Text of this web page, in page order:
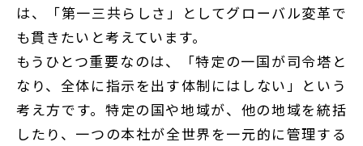
は、「第一三共らしさ」としてグローバル変革で
も貫きたいと考えています。
もうひとつ重要なのは、「特定の一国が司令塔と
なり、全体に指示を出す体制にはしない」という
考え方です。特定の国や地域が、他の地域を統括
したり、一つの本社が全世界を一元的に管理する